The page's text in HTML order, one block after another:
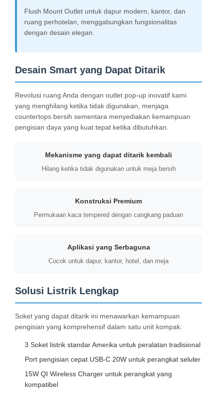
Rumah Produk
Wisata
Pabrik
Kontrol
Kualitas
Hubungi
Kami
Berita
Flush Mount Outlet untuk dapur modern, kantor, dan
ruang perhotelan, menggabungkan fungsionalitas
dengan desain elegan.
Desain Smart yang Dapat Ditarik
Revolusi ruang Anda dengan outlet pop-up inovatif kami
yang menghilang ketika tidak digunakan, menjaga
countertops bersih sementara menyediakan kemampuan
pengisian daya yang kuat tepat ketika dibutuhkan.
Mekanisme yang dapat ditarik kembali
Hilang ketika tidak digunakan untuk meja bersih
Konstruksi Premium
Permukaan kaca tempered dengan cangkang paduan
Aplikasi yang Serbaguna
Cocok untuk dapur, kantor, hotel, dan meja
Solusi Listrik Lengkap
Soket yang dapat ditarik ini menawarkan kemampuan
pengisian yang komprehensif dalam satu unit kompak:
3 Soket listrik standar Amerika untuk peralatan tradisional
Port pengisian cepat USB-C 20W untuk perangkat seluler
15W QI Wireless Charger untuk perangkat yang
kompatibel